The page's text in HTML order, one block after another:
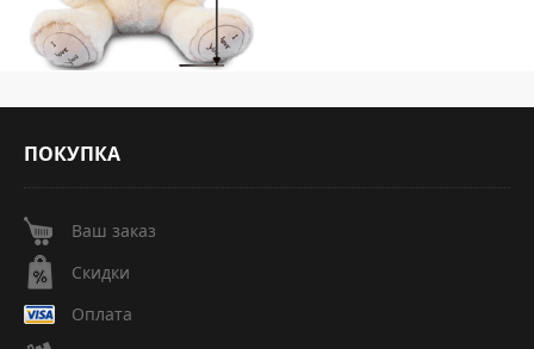
ПОКУПКА
Ваш заказ
Скидки
Оплата